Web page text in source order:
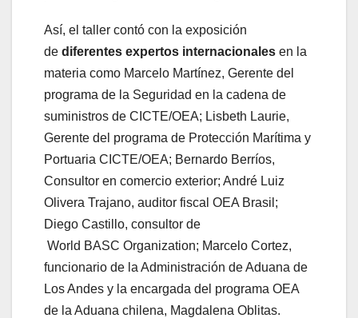
Así, el taller contó con la exposición
de diferentes expertos internacionales en la
materia como Marcelo Martínez, Gerente del
programa de la Seguridad en la cadena de
suministros de CICTE/OEA; Lisbeth Laurie,
Gerente del programa de Protección Marítima y
Portuaria CICTE/OEA; Bernardo Berríos,
Consultor en comercio exterior; André Luiz
Olivera Trajano, auditor fiscal OEA Brasil;
Diego Castillo, consultor de
World BASC Organization; Marcelo Cortez,
funcionario de la Administración de Aduana de
Los Andes y la encargada del programa OEA
de la Aduana chilena, Magdalena Oblitas.